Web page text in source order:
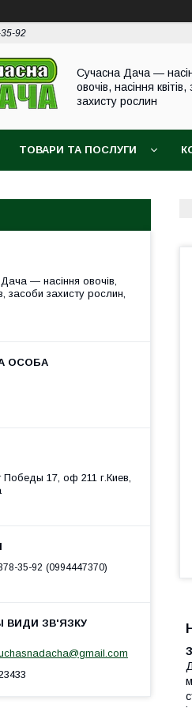
92
Сучасна Дача —
овочів, насіння
захисту рослин
ТОВАРИ ТА ПОСЛУГИ
— насіння овочів,
засоби захисту рослин,
Победы 17, оф 211 г.Киев,
35-92 0994447370